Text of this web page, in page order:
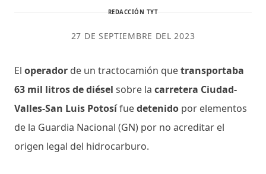
REDACCIÓN TYT
27 DE SEPTIEMBRE DEL 2023
El operador de un tractocamión quetransportaba
63 mil litros de diésel sobre la carretera Ciudad-
Valles-San Luis Potosífuedetenido por elementos
de la Guardia Nacional (GN) por no acreditar el
origen legal del hidrocarburo.